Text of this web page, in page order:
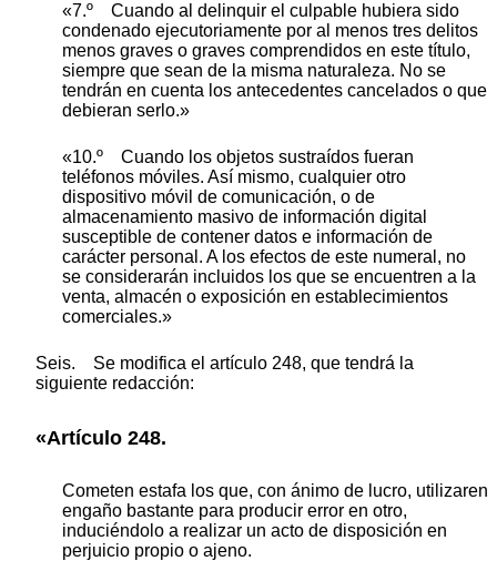
«7.º Cuando al delinquir el culpable hubiera sido
condenado ejecutoriamente por al menos tres delitos
menos graves o graves comprendidos en este título,
siempre que sean de la misma naturaleza. No se
tendrán en cuenta los antecedentes cancelados o que
debieran serlo.»
«10.º Cuando los objetos sustraídos fueran
teléfonos móviles. Así mismo, cualquier otro
dispositivo móvil de comunicación, o de
almacenamiento masivo de información digital
susceptible de contener datos e información de
carácter personal. A los efectos de este numeral, no
se considerarán incluidos los que se encuentren a la
venta, almacén o exposición en establecimientos
comerciales.»
Seis. Se modifica el artículo 248, que tendrá la
siguiente redacción:
«Artículo 248.
Cometen estafa los que, con ánimo de lucro, utilizaren
engaño bastante para producir error en otro,
induciéndolo a realizar un acto de disposición en
perjuicio propio o ajeno.